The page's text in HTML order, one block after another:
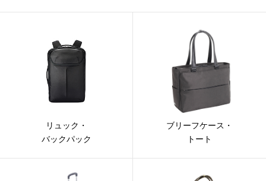
リュック・
バックパック
ブリーフケース・
トート